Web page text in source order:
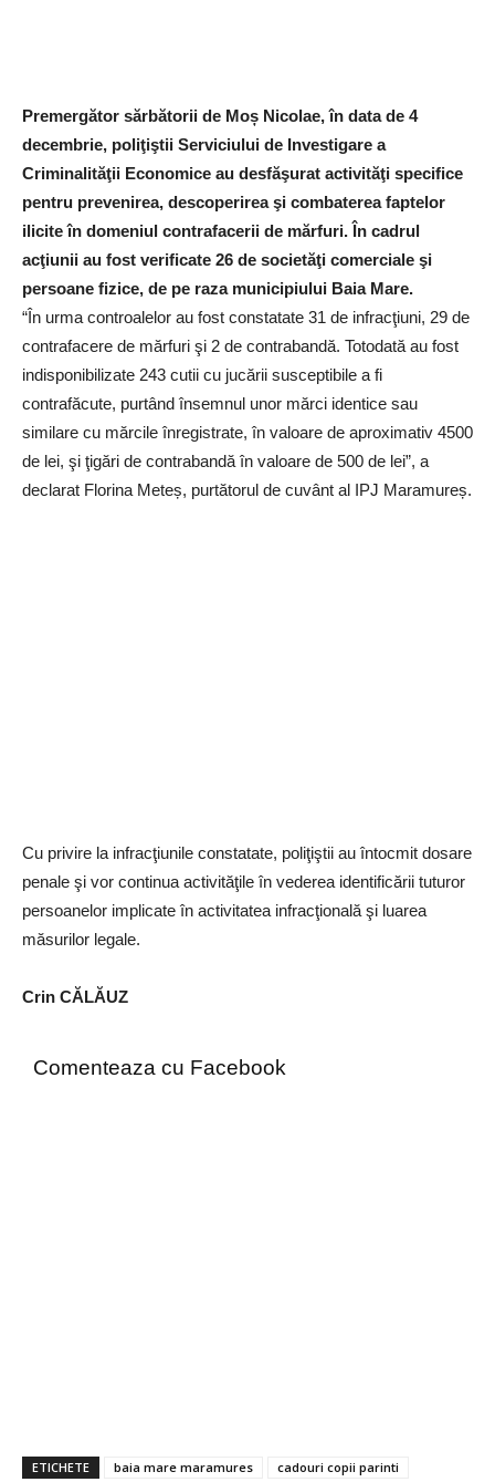
Premergător sărbătorii de Moș Nicolae, în data de 4
decembrie, poliţiştii Serviciului de Investigare a
Criminalităţii Economice au desfăşurat activităţi specifice
pentru prevenirea, descoperirea şi combaterea faptelor
ilicite în domeniul contrafacerii de mărfuri. În cadrul
acţiunii au fost verificate 26 de societăţi comerciale şi
persoane fizice, de pe raza municipiului Baia Mare.
“În urma controalelor au fost constatate 31 de infracţiuni, 29 de
contrafacere de mărfuri şi 2 de contrabandă. Totodată au fost
indisponibilizate 243 cutii cu jucării susceptibile a fi
contrafăcute, purtând însemnul unor mărci identice sau
similare cu mărcile înregistrate, în valoare de aproximativ 4500
de lei, şi ţigări de contrabandă în valoare de 500 de lei”, a
declarat Florina Meteș, purtătorul de cuvânt al IPJ Maramureș.
Cu privire la infracţiunile constatate, poliţiştii au întocmit dosare
penale şi vor continua activităţile în vederea identificării tuturor
persoanelor implicate în activitatea infracţională şi luarea
măsurilor legale.
Crin CĂLĂUZ
Comenteaza cu Facebook
ETICHETE baia mare maramures cadouri copii parinti